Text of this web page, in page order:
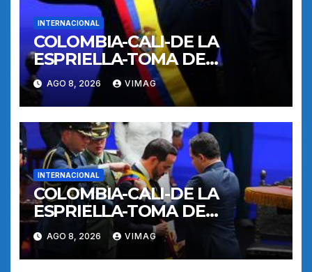
INTERNACIONAL
COLOMBIA-CALI-DE LA
ESPRIELLA-TOMA DE
POSESION
AGO 8, 2026 VIMAG
INTERNACIONAL
COLOMBIA-CALI-DE LA
ESPRIELLA-TOMA DE
POSESION
AGO 8, 2026 VIMAG